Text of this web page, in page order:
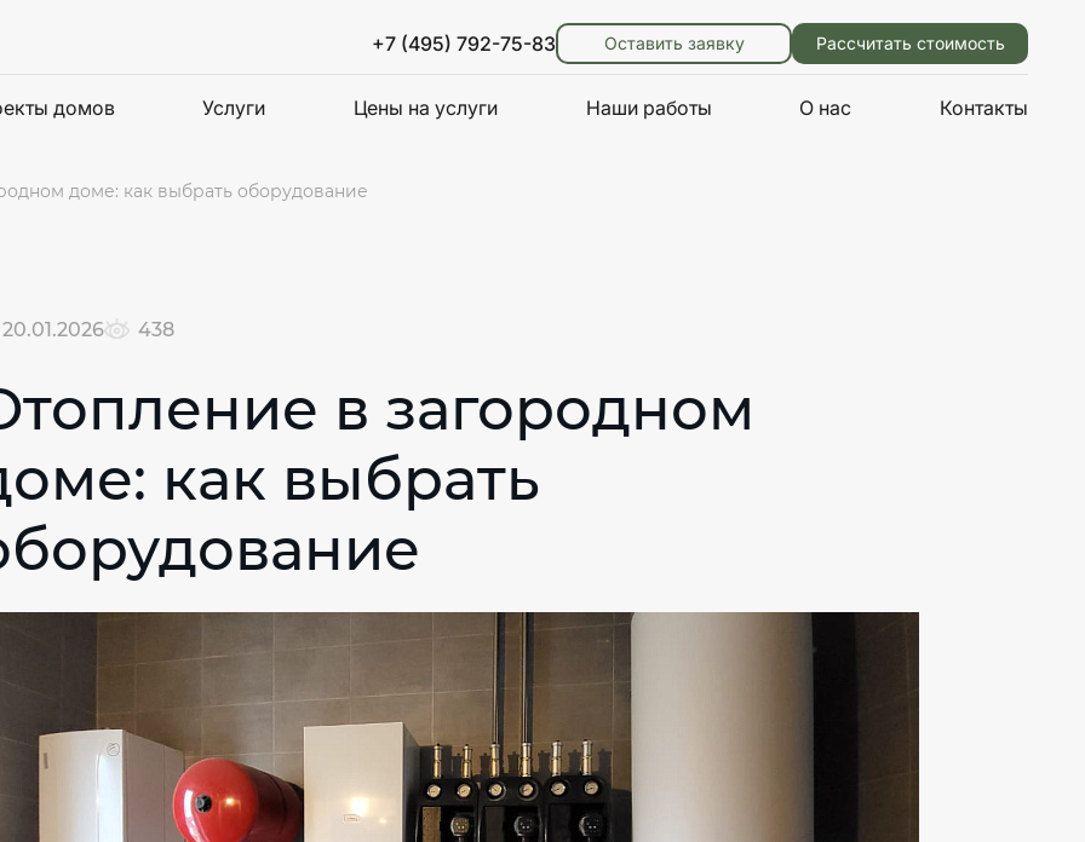
+7 (495) 792-75-83 Оставить заявку Рассчитать стоимость
домов Услуги Цены на услуги Наши работы О нас Контакты
доме: как выбрать оборудование
20.01.2026 438
в загородном
как выбрать